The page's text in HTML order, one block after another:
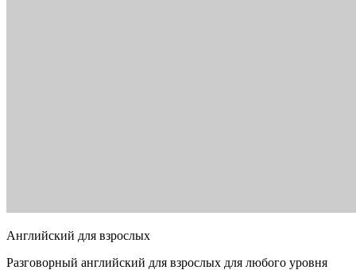
Английский для взрослых
Разговорный английский для взрослых для любого уровня